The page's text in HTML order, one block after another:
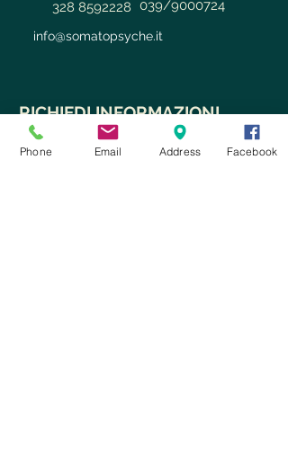
328 8592228 039/9000724
info@somatopsyche.it
RICHIEDI INFORMAZIONI
Phone Email Address Facebook